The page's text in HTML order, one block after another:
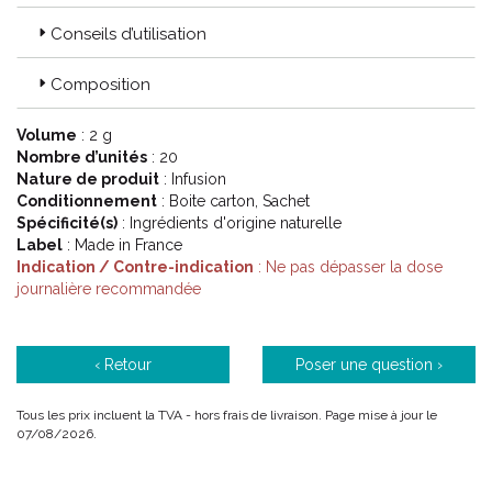
Conseils d’utilisation
Composition
Volume : 2 g
Nombre d’unités : 20
Nature de produit : Infusion
Conditionnement : Boite carton, Sachet
Spécificité(s) : Ingrédients d'origine naturelle
Label : Made in France
Indication / Contre-indication : Ne pas dépasser la dose
journalière recommandée
‹ Retour Poser une question ›
Tous les prix incluent la TVA - hors frais de livraison. Page mise à jour le
07/08/2026.